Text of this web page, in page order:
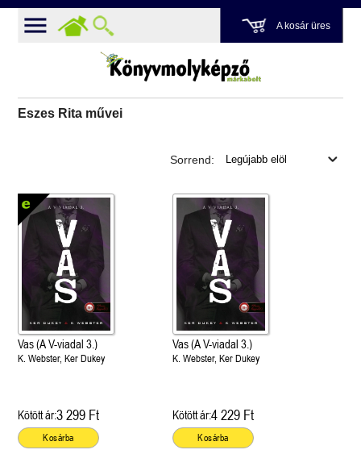
A kosár üres
Eszes Rita művei
Sorrend:
Vas (A V-viadal 3.)
K. Webster, Ker Dukey
Kötött ár:3 299 Ft
Kosárba
Vas (A V-viadal 3.)
K. Webster, Ker Dukey
Kötött ár:4 229 Ft
Kosárba